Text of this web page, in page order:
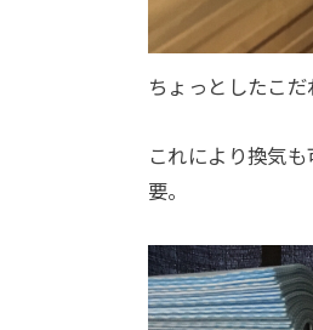
ちょっとしたこ
これにより換気
要。